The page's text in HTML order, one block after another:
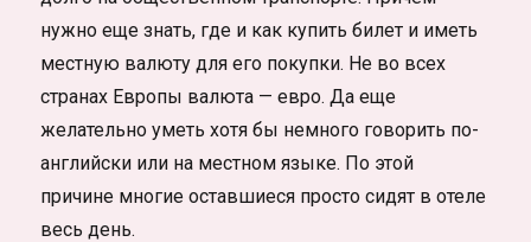
нужно еще знать, где и как купить билет и иметь
местную валюту для его покупки. Не во всех
странах Европы валюта — евро. Да еще
желательно уметь хотя бы немного говорить по-
английски или на местном языке. По этой
причине многие оставшиеся просто сидят в отеле
весь день.